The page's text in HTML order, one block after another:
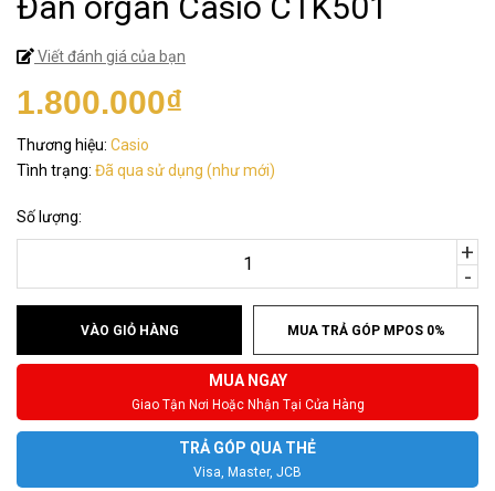
Viết đánh giá của bạn
1.800.000₫
Thương hiệu: Casio
Tình trạng: Đã qua sử dụng (như mới)
Số lượng:
-
+
VÀO GIỎ HÀNG MUA TRẢ GÓP MPOS 0%
MUA NGAY
Giao Tận Nơi Hoặc Nhận Tại Cửa Hàng
TRẢ GÓP QUA THẺ
Visa, Master, JCB